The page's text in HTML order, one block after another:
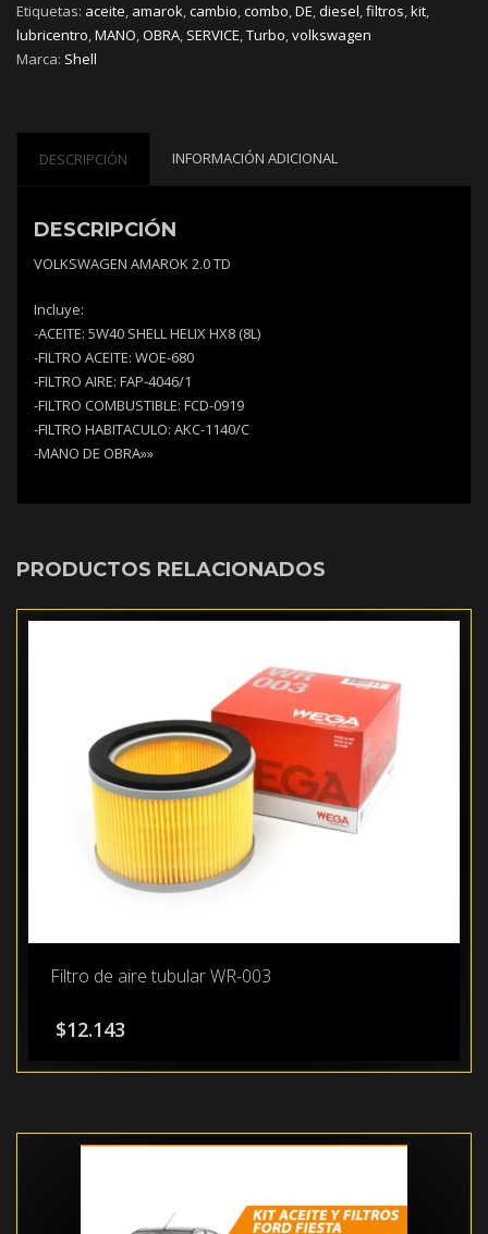
Etiquetas: aceite, amarok,cambio,combo,DE,diesel,filtros,kit,
lubricentro,MANO,OBRA, SERVICE,Turbo,volkswagen
Marca: Shell
DESCRIPCIÓN INFORMACIÓN ADICIONAL
DESCRIPCIÓN
VOLKSWAGEN AMAROK 2.0 TD
Incluye:
-ACEITE: 5W40 SHELL HELIX HX8 (8L)
-FILTRO ACEITE: WOE-680
-FILTRO AIRE: FAP-4046/1
-FILTRO COMBUSTIBLE: FCD-0919
-FILTRO HABITACULO: AKC-1140/C
-MANO DE OBRA»»
PRODUCTOS RELACIONADOS
Filtro de aire tubular WR-003
$12.143